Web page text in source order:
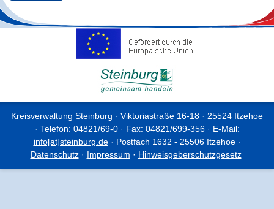
Kreisverwaltung Steinburg · Viktoriastraße 16-18 · 25524 Itzehoe
· Telefon: 04821/69-0 · Fax: 04821/699-356 · E-Mail:
info[at]steinburg.de· Postfach 1632 - 25506 Itzehoe ·
Datenschutz· Impressum · Hinweisgeberschutzgesetz